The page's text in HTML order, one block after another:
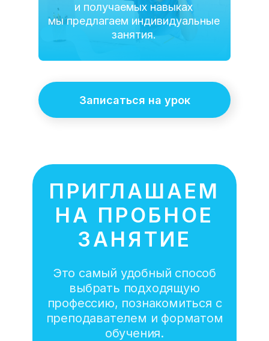
и получаемых навыках
мы предлагаем индивидуальные
занятия.
Записаться на урок
Это самый удобный способ
выбрать подходящую
профессию, познакомиться с
преподавателем и форматом
обучения.
ПРИГЛАШАЕМ
НА ПРОБНОЕ
ЗАНЯТИЕ